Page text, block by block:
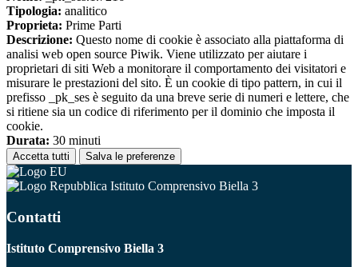
Tipologia: analitico
Proprieta: Prime Parti
Descrizione: Questo nome di cookie è associato alla piattaforma di
analisi web open source Piwik. Viene utilizzato per aiutare i
proprietari di siti Web a monitorare il comportamento dei visitatori e
misurare le prestazioni del sito. È un cookie di tipo pattern, in cui il
prefisso _pk_ses è seguito da una breve serie di numeri e lettere, che
si ritiene sia un codice di riferimento per il dominio che imposta il
cookie.
Durata: 30 minuti
Accetta tutti Salva le preferenze
Istituto Comprensivo Biella 3
Contatti
Istituto Comprensivo Biella 3